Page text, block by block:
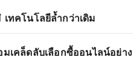
ทคโนโลยีล้ำกว่าเดิม
มเคล็ดลับเลือกซื้ออนไลน์อย่าง